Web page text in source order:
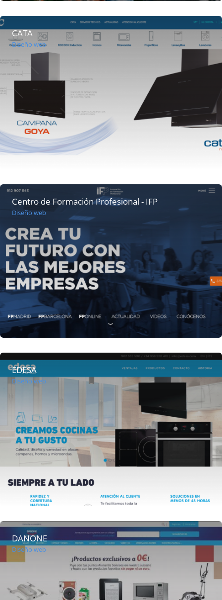
CATA
Diseño web
Centro de Formación Profesional - IFP
Diseño web
EDESA
Diseño web
DANONE
Diseño web